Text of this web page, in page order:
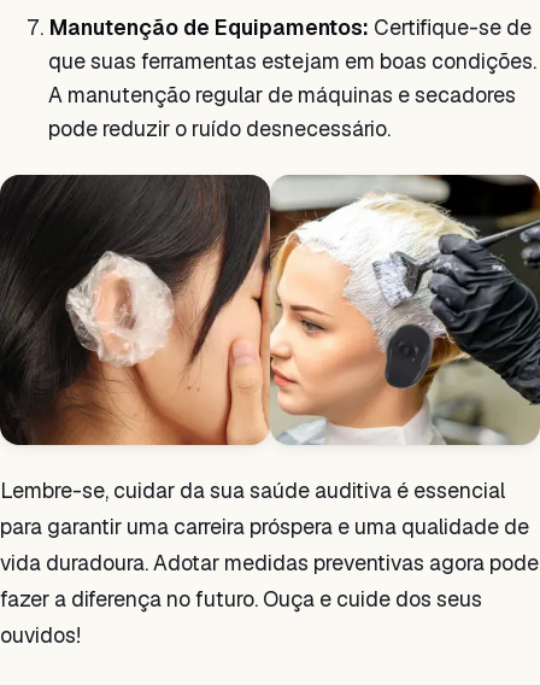
Manutenção de Equipamentos: Certifique-se de
que suas ferramentas estejam em boas condições.
A manutenção regular de máquinas e secadores
pode reduzir o ruído desnecessário.
Lembre-se, cuidar da sua saúde auditiva é essencial
para garantir uma carreira próspera e uma qualidade de
vida duradoura. Adotar medidas preventivas agora pode
fazer a diferença no futuro. Ouça e cuide dos seus
ouvidos!